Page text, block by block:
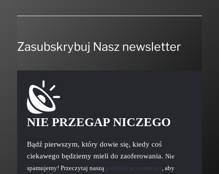
Zasubskrybuj Nasz newsletter
NIE PRZEGAP NICZEGO
Bądź pierwszym, który dowie się, kiedy coś
ciekawego będziemy mieli do zaoferowania. Nie
spamujemy! Przeczytaj naszą politykę prywatności, aby